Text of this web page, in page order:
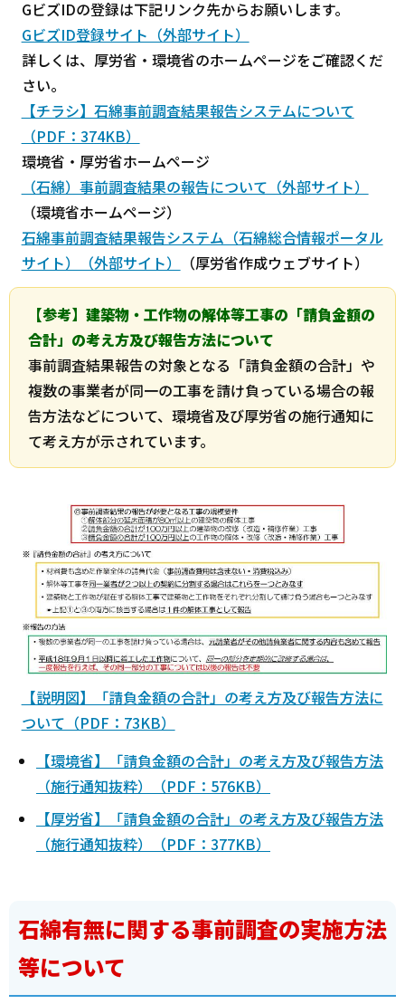
GビズIDの登録は下記リンク先からお願いします。
GビズID登録サイト（外部サイト）
詳しくは、厚労省・環境省のホームページをご確認くだ
さい。
【チラシ】石綿事前調査結果報告システムについて
（PDF：374KB）
環境省・厚労省ホームページ
（石綿）事前調査結果の報告について（外部サイト）
（環境省ホームページ）
石綿事前調査結果報告システム（石綿総合情報ポータル
サイト）（外部サイト）
（厚労省作成ウェブサイト）
【参考】建築物・工作物の解体等工事の「請負金額の
合計」の考え方及び報告方法について
事前調査結果報告の対象となる「請負金額の合計」や
複数の事業者が同一の工事を請け負っている場合の報
告方法などについて、環境省及び厚労省の施行通知に
て考え方が示されています。
【説明図】「請負金額の合計」の考え方及び報告方法に
ついて（PDF：73KB）
【環境省】「請負金額の合計」の考え方及び報告方法
（施行通知抜粋）（PDF：576KB）
【厚労省】「請負金額の合計」の考え方及び報告方法
（施行通知抜粋）（PDF：377KB）
石綿有無に関する事前調査の実施方法
等について